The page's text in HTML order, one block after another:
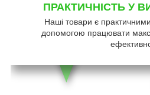
ПРАКТИЧНІСТЬ У
Наші товари є
допомогою працювати